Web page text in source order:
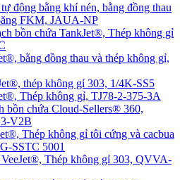
động bằng khí nén, bằng đồng thau
FKM, JAUA-NP
bồn chứa TankJet®, Thép không gỉ
bằng đồng thau và thép không gỉ,
thép không gỉ 303, 1/4K-SS5
Thép không gỉ, TJ78-2-375-3A
bồn chứa Cloud-Sellers® 360,
V2B
Thép không gỉ tôi cứng và cacbua
SSTC 5001
Thép không gỉ 303, QVVA-